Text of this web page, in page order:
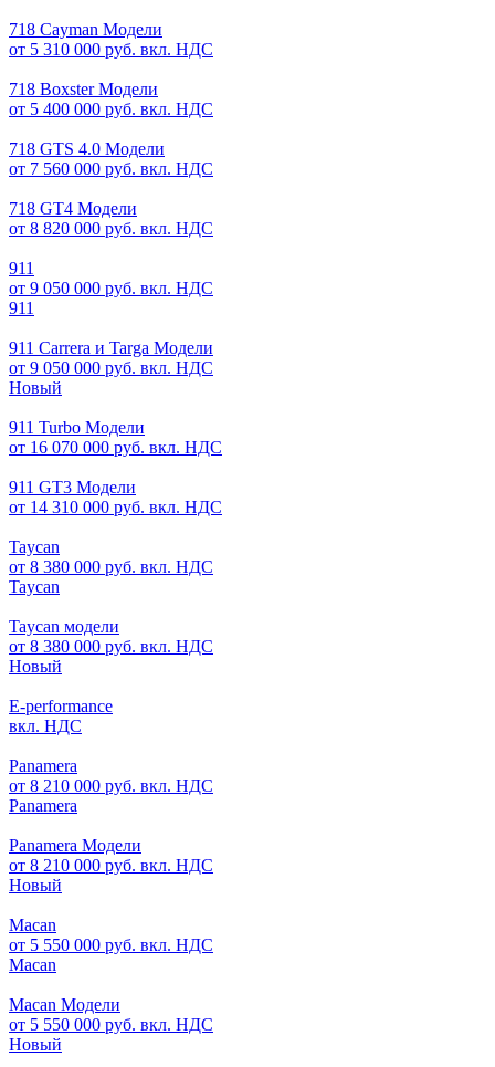
718 Cayman Модели
от 5 310 000 руб. вкл. НДС
718 Boxster Модели
от 5 400 000 руб. вкл. НДС
718 GTS 4.0 Модели
от 7 560 000 руб. вкл. НДС
718 GT4 Модели
от 8 820 000 руб. вкл. НДС
911
от 9 050 000 руб. вкл. НДС
911
911 Carrera и Targa Модели
от 9 050 000 руб. вкл. НДС
Новый
911 Turbo Модели
от 16 070 000 руб. вкл. НДС
911 GT3 Модели
от 14 310 000 руб. вкл. НДС
Taycan
от 8 380 000 руб. вкл. НДС
Taycan
Taycan модели
от 8 380 000 руб. вкл. НДС
Новый
E-performance
вкл. НДС
Panamera
от 8 210 000 руб. вкл. НДС
Panamera
Panamera Модели
от 8 210 000 руб. вкл. НДС
Новый
Macan
от 5 550 000 руб. вкл. НДС
Macan
Macan Модели
от 5 550 000 руб. вкл. НДС
Новый